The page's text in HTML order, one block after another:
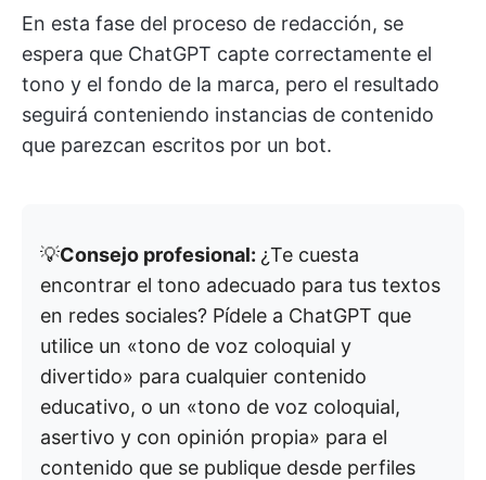
En esta fase del proceso de redacción, se
espera que ChatGPT capte correctamente el
tono y el fondo de la marca, pero el resultado
seguirá conteniendo instancias de contenido
que parezcan escritos por un bot.
💡Consejo profesional: ¿Te cuesta
encontrar el tono adecuado para tus textos
en redes sociales? Pídele a ChatGPT que
utilice un «tono de voz coloquial y
divertido» para cualquier contenido
educativo, o un «tono de voz coloquial,
asertivo y con opinión propia» para el
contenido que se publique desde perfiles